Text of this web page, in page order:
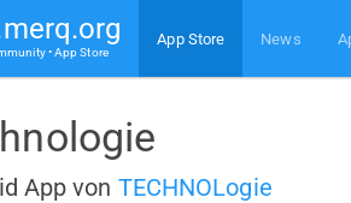
• App Store
App Store News
App von TECHNOLogie